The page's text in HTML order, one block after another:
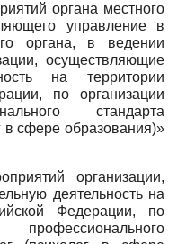
органа местного
управление в
органа, в ведении
осуществляющие
на территории
по организации
стандарта
в сфере образования)»
организации,
деятельность на
Федерации, по
профессионального